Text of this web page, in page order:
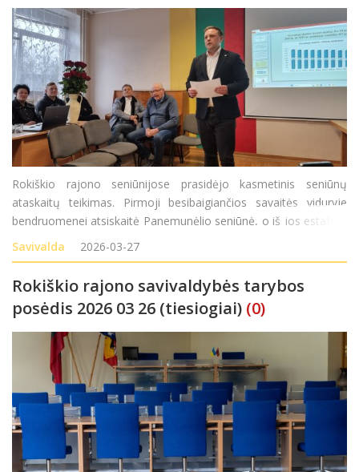
Rokiškio rajono seniūnijose prasidėjo kasmetinis seniūnų
ataskaitų teikimas. Pirmoji besibaigiančios savaitės viduryje
bendruomenei atsiskaitė Panemunėlio seniūnė, o iš jos estafetę
perėmė Jūžintų seniūnas Vytautas Stakys, ketvirtadienį
gyventojus pakvietęs susitikti seniūnijos salytėj
Savivalda 2026-03-27
Rokiškio rajono savivaldybės tarybos
posėdis 2026 03 26 (tiesiogiai) (0)